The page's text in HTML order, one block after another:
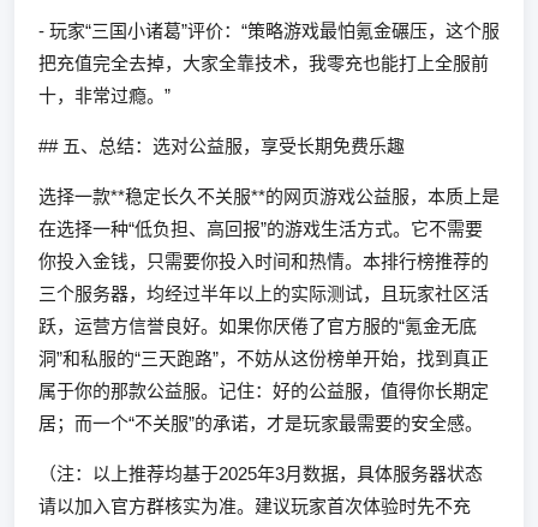
- 玩家“三国小诸葛”评价：“策略游戏最怕氪金碾压，这个服
把充值完全去掉，大家全靠技术，我零充也能打上全服前
十，非常过瘾。”
## 五、总结：选对公益服，享受长期免费乐趣
选择一款**稳定长久不关服**的网页游戏公益服，本质上是
在选择一种“低负担、高回报”的游戏生活方式。它不需要
你投入金钱，只需要你投入时间和热情。本排行榜推荐的
三个服务器，均经过半年以上的实际测试，且玩家社区活
跃，运营方信誉良好。如果你厌倦了官方服的“氪金无底
洞”和私服的“三天跑路”，不妨从这份榜单开始，找到真正
属于你的那款公益服。记住：好的公益服，值得你长期定
居；而一个“不关服”的承诺，才是玩家最需要的安全感。
（注：以上推荐均基于2025年3月数据，具体服务器状态
请以加入官方群核实为准。建议玩家首次体验时先不充